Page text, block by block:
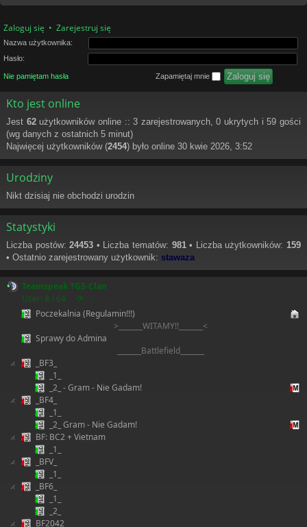
Zaloguj się • Zarejestruj się
Nazwa użytkownika:
Hasło:
Nie pamiętam hasła Zapamiętaj mnie
Kto jest online
Jest 62użytkowników online :: 3 zarejestrowanych, 0 ukrytych i 59 gości
(wg danych z ostatnich 5 minut)
Najwięcej użytkowników (2454) było online 30 kwie 2026, 3:52
Urodziny
Nikt dzisiaj nie obchodzi urodzin
Statystyki
Liczba postów:24453 • Liczba tematów: 981• Liczba użytkowników: 159
• Ostatnio zarejestrowany użytkownik: stawaza
Teamspeak TGS-Clan
User: 8 / 64
⟳
Poczekalnia (Regulamin!!!)
>_______WITAMY!!_______<
Sprawy do Admina
_______Battlefield_______
_BF3_
_1_
_2_ - Gram - Nie Gadam!
_BF4_
_1_
_2_ Gram - Nie Gadam!
BF: BC2 + Vietnam
_1_
_BFV_
_1_
_BF6_
_1_
_2_
BF2042